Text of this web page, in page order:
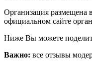
Организация размещена
официальном сайте
Ниже Вы можете
Важно: все отзывы